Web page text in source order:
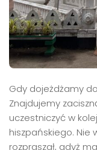
Gdy dojeżdżamy
Znajdujemy
uczestniczyć w
hiszpańskiego. Nie
rozpraszał, gdyż